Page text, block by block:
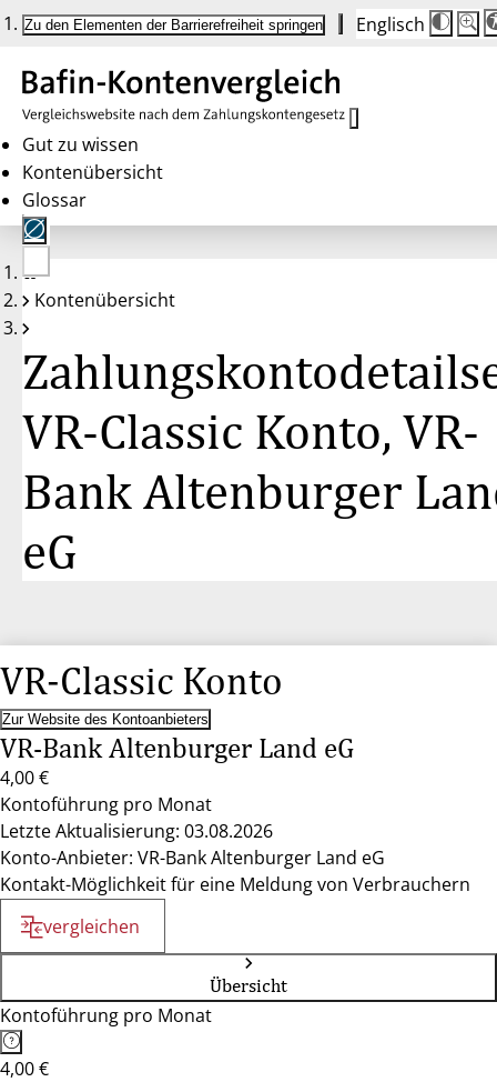
Zu den Elementen der Barrierefreiheit springen Englisch
Die
auf
100
100
Gut zu wissen
Kontenübersicht
Glossar
Keine
Konten
Kontenübersicht
VR-Classic Konto, VR-
Bank Altenburger
eG
VR-Classic Konto
Zur Website des Kontoanbieters
VR-Bank Altenburger Land eG
4,00 €
Kontoführung pro Monat
Letzte Aktualisierung: 03.08.2026
Konto-Anbieter: VR-Bank Altenburger Land eG
Kontakt-Möglichkeit für eine Meldung von Verbrauchern
vergleichen
Übersicht
Kontoführung pro Monat
4,00 €